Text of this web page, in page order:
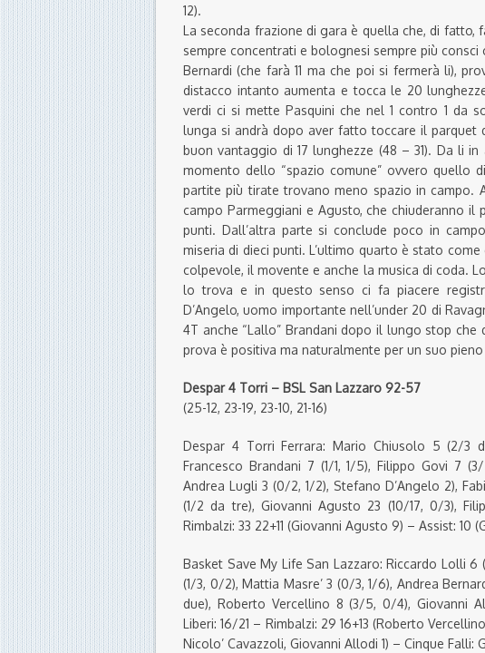
12).
La seconda frazione di gara è quella che, di fatto,
sempre concentrati e bolognesi sempre più
Bernardi (che farà 11 ma che poi si fermerà li),
distacco intanto aumenta e tocca le 20
verdi ci si mette Pasquini che nel 1 contro 1 da
lunga si andrà dopo aver fatto toccare il parquet
buon vantaggio di 17 lunghezze (48 – 31). Da li
momento dello “spazio comune” ovvero quello
partite più tirate trovano meno spazio in campo.
campo Parmeggiani e Agusto, che chiuderanno il
punti. Dall’altra parte si conclude poco in
miseria di dieci punti. L’ultimo quarto è stato
colpevole, il movente e anche la musica di coda.
lo trova e in questo senso ci fa piacere
D’Angelo, uomo importante nell’under 20 di
4T anche “Lallo” Brandani dopo il lungo stop
prova è positiva ma naturalmente per un suo
Despar 4 Torri – BSL San Lazzaro 92-57
(25-12, 23-19, 23-10, 21-16)
Despar 4 Torri Ferrara: Mario Chiusolo 5 (2/3
Francesco Brandani 7 (1/1, 1/5), Filippo Govi 7
Andrea Lugli 3 (0/2, 1/2), Stefano D’Angelo 2),
(1/2 da tre), Giovanni Agusto 23 (10/17, 0/3),
Rimbalzi: 33 22+11 (Giovanni Agusto 9) – Assist: 10
Basket Save My Life San Lazzaro: Riccardo Lolli
(1/3, 0/2), Mattia Masre’ 3 (0/3, 1/6), Andrea
due), Roberto Vercellino 8 (3/5, 0/4), Giovanni
Liberi: 16/21 – Rimbalzi: 29 16+13 (Roberto
Nicolo’ Cavazzoli, Giovanni Allodi 1) – Cinque Falli: